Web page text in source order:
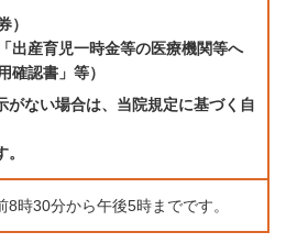
）
出産育児一時金等の医療機関等へ
確認書」等）
がない場合は、当院規定に基づく自
時30分から午後5時までです。